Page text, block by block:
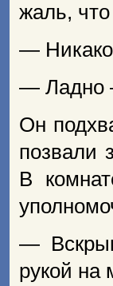
жаль, что
—
— Ладно
Он
позвали
В
—
рукой на